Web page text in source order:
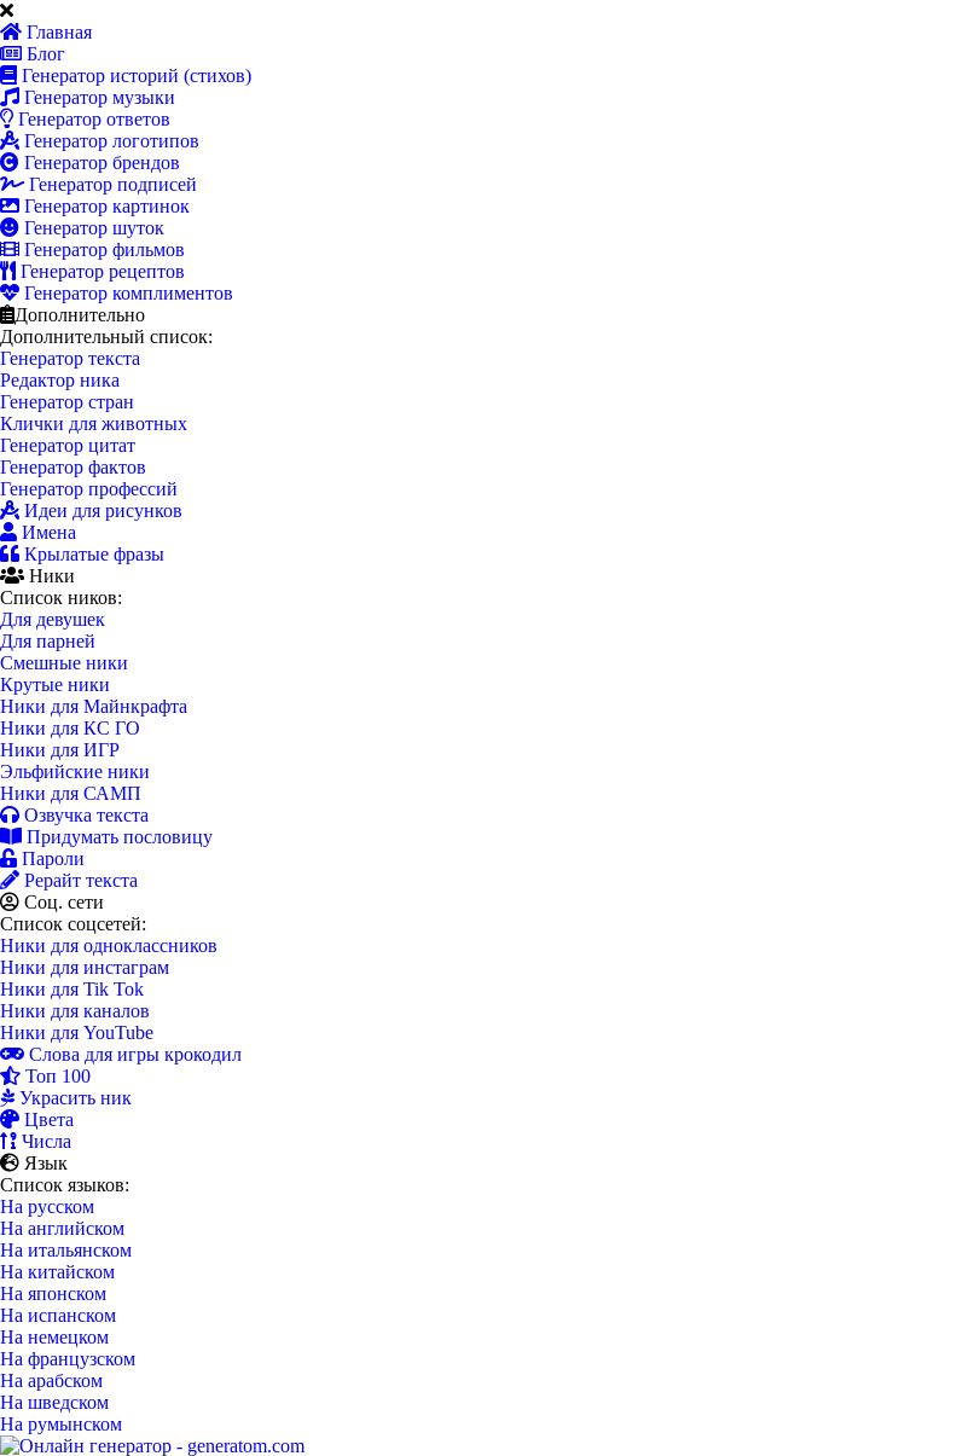
Главная
Блог
Генератор историй (стихов)
Генератор музыки
Генератор ответов
Генератор логотипов
Генератор брендов
Генератор подписей
Генератор картинок
Генератор шуток
Генератор фильмов
Генератор рецептов
Генератор комплиментов
Дополнительно
Дополнительный список:
Генератор текста
Редактор ника
Генератор стран
Клички для животных
Генератор цитат
Генератор фактов
Генератор профессий
Идеи для рисунков
Имена
Крылатые фразы
Ники
Список ников:
Для девушек
Для парней
Смешные ники
Крутые ники
Ники для Майнкрафта
Ники для КС ГО
Ники для ИГР
Эльфийские ники
Ники для САМП
Озвучка текста
Придумать пословицу
Пароли
Рерайт текста
Соц. сети
Список соцсетей:
Ники для одноклассников
Ники для инстаграм
Ники для Tik Tok
Ники для каналов
Ники для YouTube
Слова для игры крокодил
Топ 100
Украсить ник
Цвета
Числа
Язык
Список языков:
На русском
На английском
На итальянском
На китайском
На японском
На испанском
На немецком
На французском
На арабском
На шведском
На румынском